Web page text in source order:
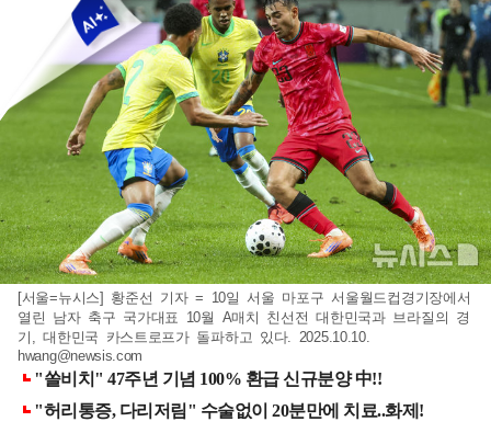
[서울=뉴시스] 황준선 기자 = 10일 서울 마포구 서울월드컵경기장에서
열린 남자 축구 국가대표 10월 A매치 친선전 대한민국과 브라질의 경
기, 대한민국 카스트로프가 돌파하고 있다. 2025.10.10.
hwang@newsis.com